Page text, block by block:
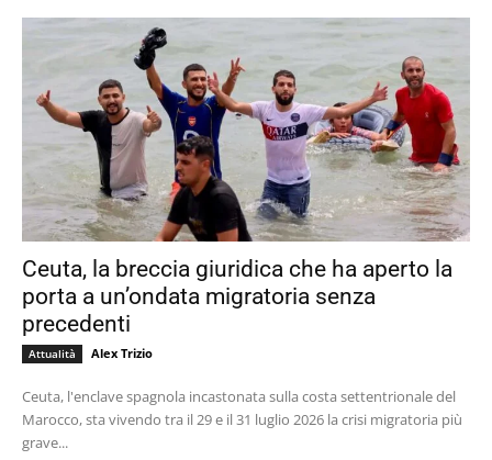
Ceuta, la breccia giuridica che ha aperto la
porta a un’ondata migratoria senza
precedenti
Attualità Alex Trizio
Ceuta, l'enclave spagnola incastonata sulla costa settentrionale del
Marocco, sta vivendo tra il 29 e il 31 luglio 2026 la crisi migratoria più
grave...